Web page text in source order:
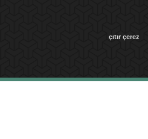
çıtır çerez